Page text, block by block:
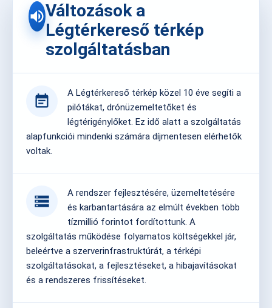
volume_upVáltozások a
Légtérkereső térkép
szolgáltatásban
event_note
A Légtérkereső térkép közel 10 éve segíti a
pilótákat, drónüzemeltetőket és
légtérigénylőket. Ez idő alatt a szolgáltatás
alapfunkciói mindenki számára díjmentesen elérhetők
voltak.
storage
A rendszer fejlesztésére, üzemeltetésére
és karbantartására az elmúlt években több
tízmillió forintot fordítottunk. A
szolgáltatás működése folyamatos költségekkel jár,
beleértve a szerverinfrastruktúrát, a térképi
szolgáltatásokat, a fejlesztéseket, a hibajavításokat
és a rendszeres frissítéseket.